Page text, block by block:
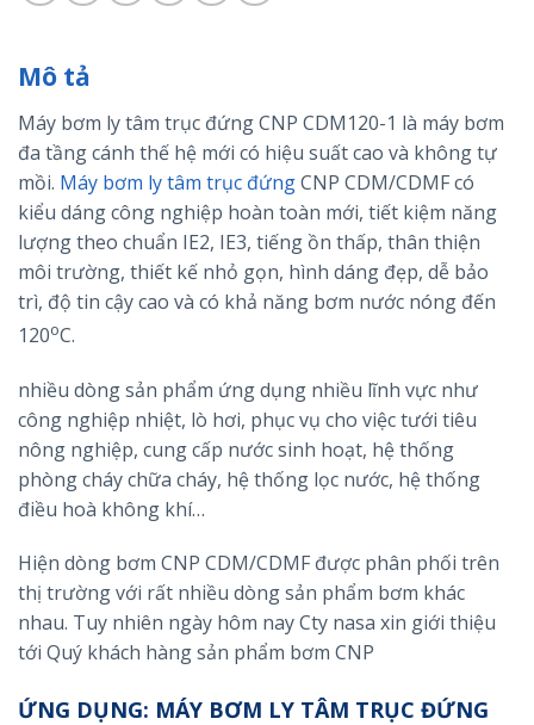
Mô tả
Máy bơm ly tâm trục đứng CNP CDM120-1 là máy bơm
đa tầng cánh thế hệ mới có hiệu suất cao và không tự
mồi. Máy bơm ly tâm trục đứngCNP CDM/CDMF có
kiểu dáng công nghiệp hoàn toàn mới, tiết kiệm năng
lượng theo chuẩn IE2, IE3, tiếng ồn thấp, thân thiện
môi trường, thiết kế nhỏ gọn, hình dáng đẹp, dễ bảo
trì, độ tin cậy cao và có khả năng bơm nước nóng đến
120oC.
nhiều dòng sản phẩm ứng dụng nhiều lĩnh vực như
công nghiệp nhiệt, lò hơi, phục vụ cho việc tưới tiêu
nông nghiệp, cung cấp nước sinh hoạt, hệ thống
phòng cháy chữa cháy, hệ thống lọc nước, hệ thống
điều hoà không khí…
Hiện dòng bơm CNP CDM/CDMF được phân phối trên
thị trường với rất nhiều dòng sản phẩm bơm khác
nhau. Tuy nhiên ngày hôm nay Cty nasa xin giới thiệu
tới Quý khách hàng sản phẩm bơm CNP
ỨNG DỤNG: MÁY BƠM LY TÂM TRỤC ĐỨNG